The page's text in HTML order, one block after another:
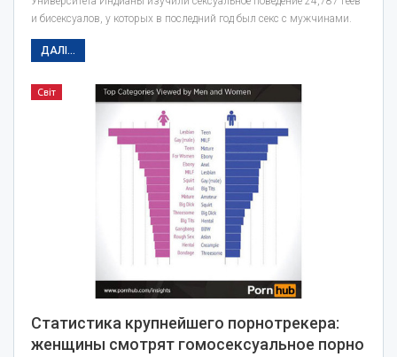
и бисексуалов, у которых в последний год был секс с мужчинами.
ДАЛІ...
Світ
Статистика крупнейшего порнотрекера:
женщины смотрят гомосексуальное порно